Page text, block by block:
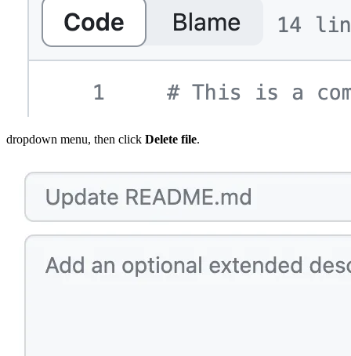
dropdown menu, then click Delete file.